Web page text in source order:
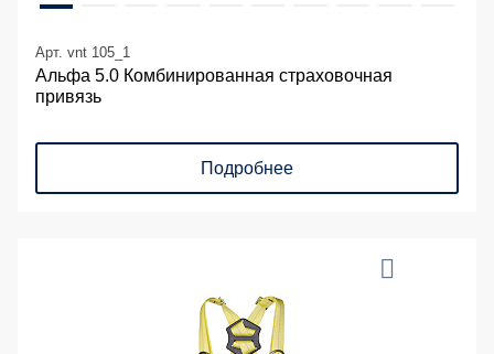
Арт. vnt 105_1
Альфа 5.0 Комбинированная страховочная
привязь
Подробнее